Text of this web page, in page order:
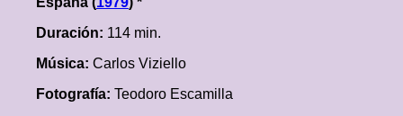
Duración: 114 min.
Música: Carlos Viziello
Fotografía: Teodoro Escamilla